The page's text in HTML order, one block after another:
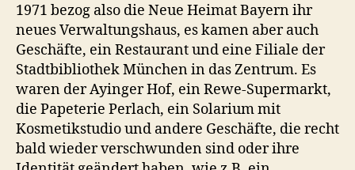
1971 bezog also die Neue Heimat Bayern ihr
neues Verwaltungshaus, es kamen aber auch
Geschäfte, ein Restaurant und eine Filiale der
Stadtbibliothek München in das Zentrum. Es
waren der Ayinger Hof, ein Rewe-Supermarkt,
die Papeterie Perlach, ein Solarium mit
Kosmetikstudio und andere Geschäfte, die recht
bald wieder verschwunden sind oder ihre